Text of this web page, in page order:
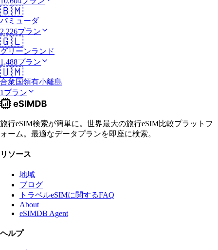
🇧🇲
バミューダ
2,226プラン
🇬🇱
グリーンランド
1,488プラン
🇺🇲
合衆国領有小離島
1プラン
旅行eSIM検索が簡単に。世界最大の旅行eSIM比較プラットフ
ォーム。最適なデータプランを即座に検索。
リソース
地域
ブログ
トラベルeSIMに関するFAQ
About
eSIMDB Agent
ヘルプ